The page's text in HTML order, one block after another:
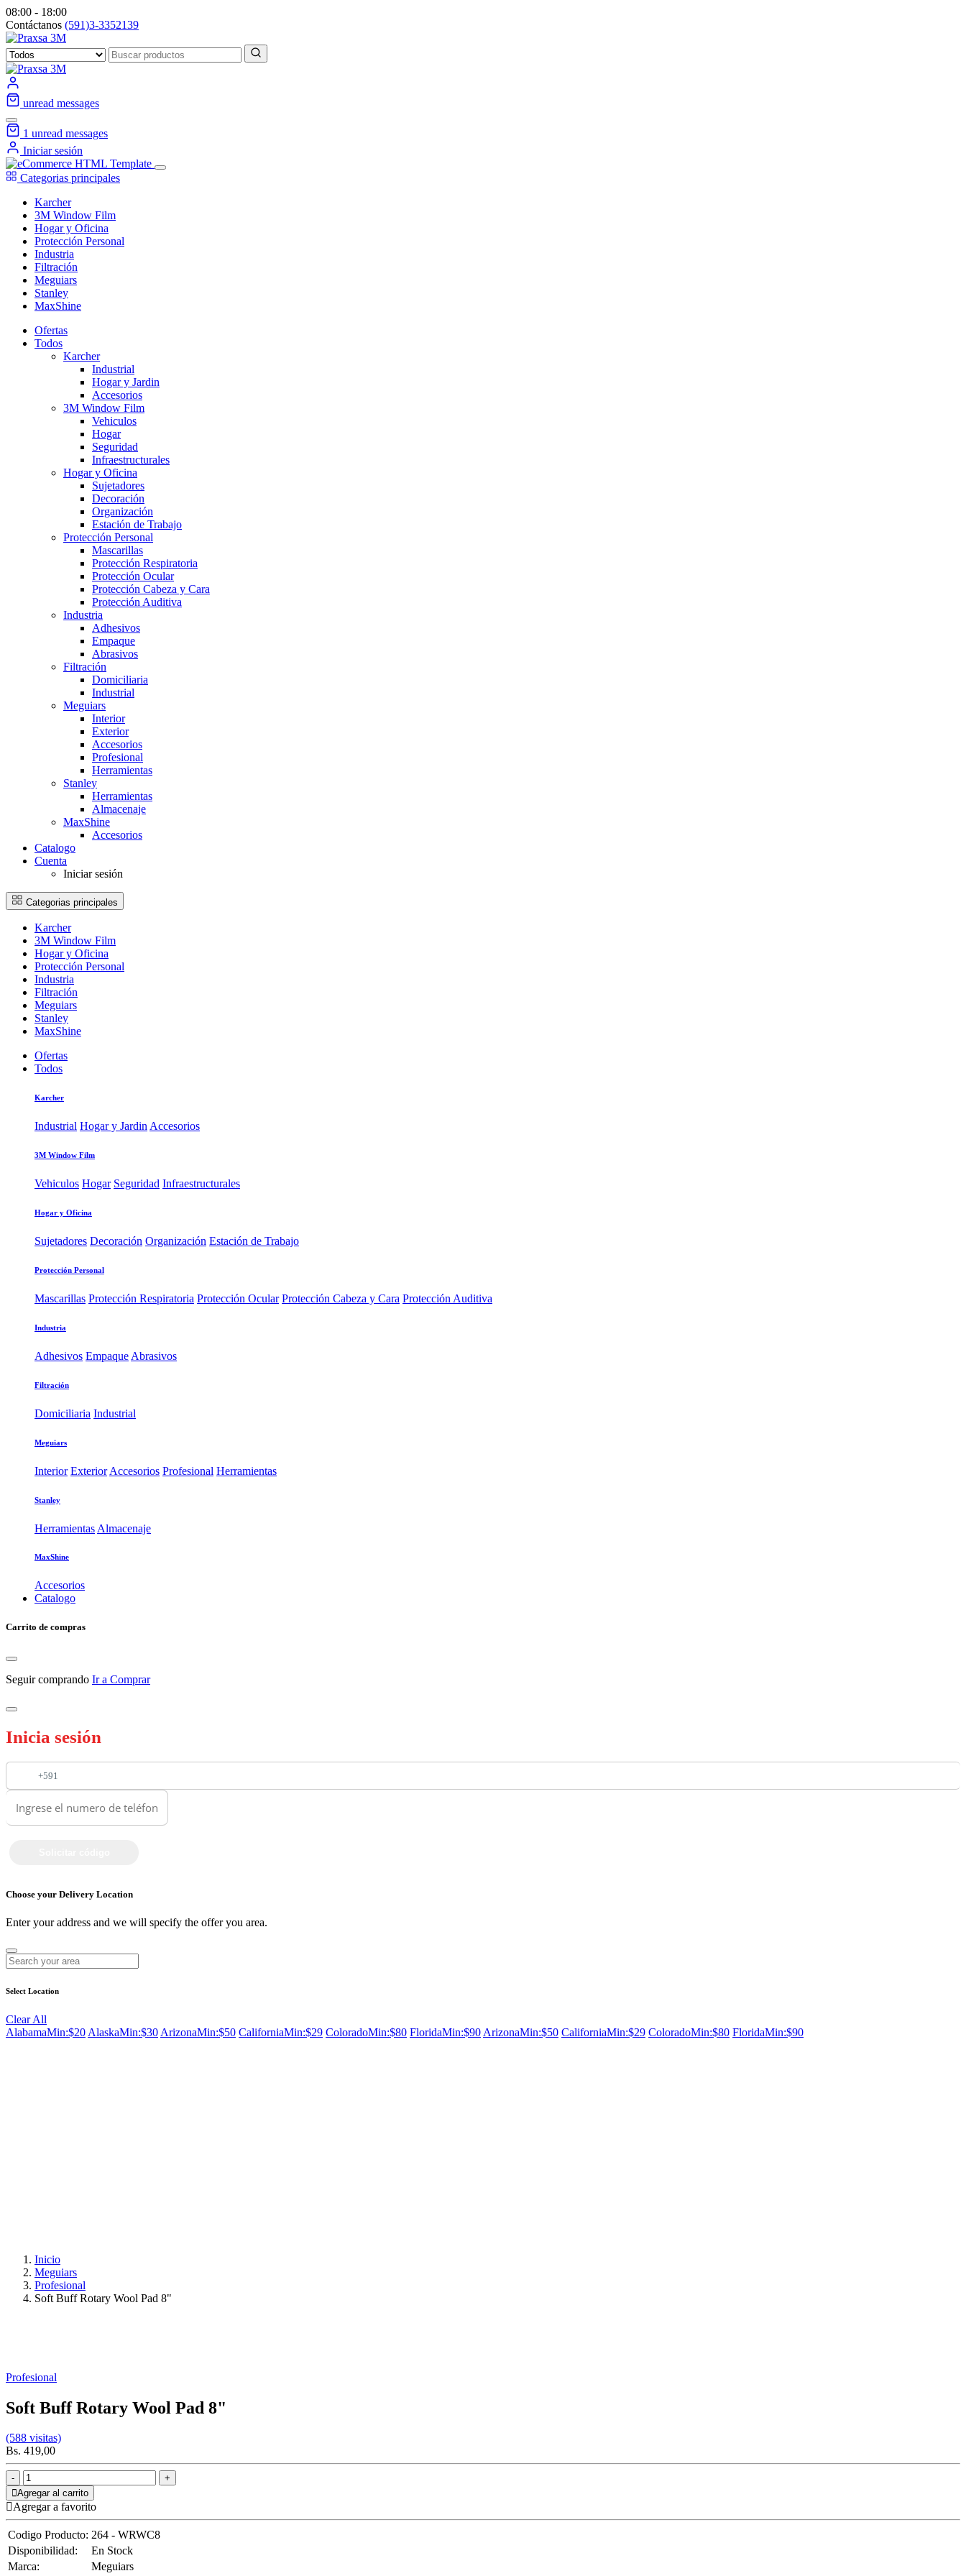
08:00 - 18:00
Contáctanos (591)3-3352139
unread messages
1 unread messages
Iniciar sesión
Categorias principales
Karcher
3M Window Film
Hogar y Oficina
Protección Personal
Industria
Filtración
Meguiars
Stanley
MaxShine
Ofertas
Todos
Karcher
Industrial
Hogar y Jardin
Accesorios
3M Window Film
Vehiculos
Hogar
Seguridad
Infraestructurales
Hogar y Oficina
Sujetadores
Decoración
Organización
Estación de Trabajo
Protección Personal
Mascarillas
Protección Respiratoria
Protección Ocular
Protección Cabeza y Cara
Protección Auditiva
Industria
Adhesivos
Empaque
Abrasivos
Filtración
Domiciliaria
Industrial
Meguiars
Interior
Exterior
Accesorios
Profesional
Herramientas
Stanley
Herramientas
Almacenaje
MaxShine
Accesorios
Catalogo
Cuenta
Iniciar sesión
Categorias principales
Karcher
3M Window Film
Hogar y Oficina
Protección Personal
Industria
Filtración
Meguiars
Stanley
MaxShine
Ofertas
Todos
Karcher
Industrial Hogar y Jardin Accesorios
3M Window Film
Vehiculos Hogar Seguridad Infraestructurales
Hogar y Oficina
Sujetadores Decoración Organización Estación de Trabajo
Protección Personal
Mascarillas Protección Respiratoria Protección Ocular Protección Cabeza y Cara Protección Auditiva
Industria
Adhesivos Empaque Abrasivos
Filtración
Domiciliaria Industrial
Meguiars
Interior Exterior Accesorios Profesional Herramientas
Stanley
Herramientas Almacenaje
MaxShine
Accesorios
Catalogo
Carrito de compras
Seguir comprando Ir a Comprar
Inicia sesión
+591
Choose your Delivery Location
Enter your address and we will specify the offer you area.
Select Location
Clear All
AlabamaMin:$20 AlaskaMin:$30 ArizonaMin:$50 CaliforniaMin:$29 ColoradoMin:$80 FloridaMin:$90 ArizonaMin:$50 CaliforniaMin:$29 ColoradoMin:$80 FloridaMin:$90
Inicio
Meguiars
Profesional
Soft Buff Rotary Wool Pad 8"
Profesional
Soft Buff Rotary Wool Pad 8"
(588 visitas)
Bs. 419,00
Agregar al carrito
Agregar a favorito
Codigo Producto: 264 - WRWC8
Disponibilidad:
En Stock
Marca:
Meguiars